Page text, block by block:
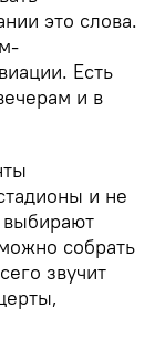
это слова.
Есть
и в
и не
собрать
звучит